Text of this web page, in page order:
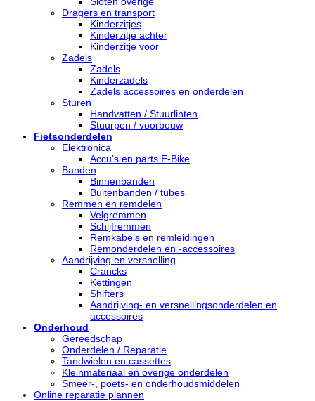
Dragers en transport
Kinderzitjes
Kinderzitje achter
Kinderzitje voor
Zadels
Zadels
Kinderzadels
Zadels accessoires en onderdelen
Sturen
Handvatten / Stuurlinten
Stuurpen / voorbouw
Fietsonderdelen
Elektronica
Accu’s en parts E-Bike
Banden
Binnenbanden
Buitenbanden / tubes
Remmen en remdelen
Velgremmen
Schijfremmen
Remkabels en remleidingen
Remonderdelen en -accessoires
Aandrijving en versnelling
Crancks
Kettingen
Shifters
Aandrijving- en versnellingsonderdelen en
accessoires
Onderhoud
Gereedschap
Onderdelen / Reparatie
Tandwielen en cassettes
Kleinmateriaal en overige onderdelen
Smeer-, poets- en onderhoudsmiddelen
Online reparatie plannen